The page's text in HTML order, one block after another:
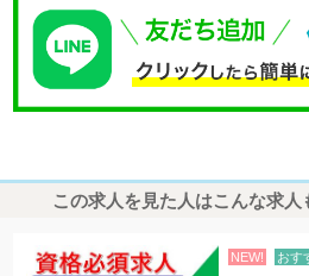
この求人を見た人はこんな求
NEW! おす